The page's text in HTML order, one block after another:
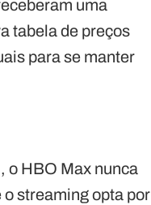
uma
tabela de preços
para se manter
o HBO Max nunca
streaming opta por